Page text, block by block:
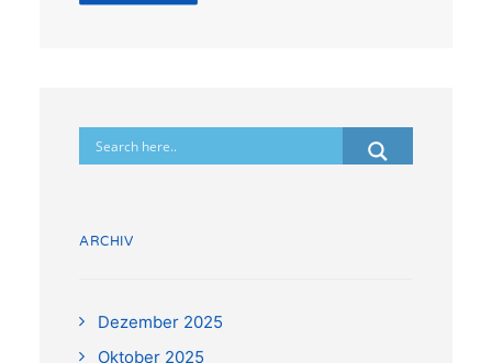
ARCHIV
Dezember 2025
Oktober 2025